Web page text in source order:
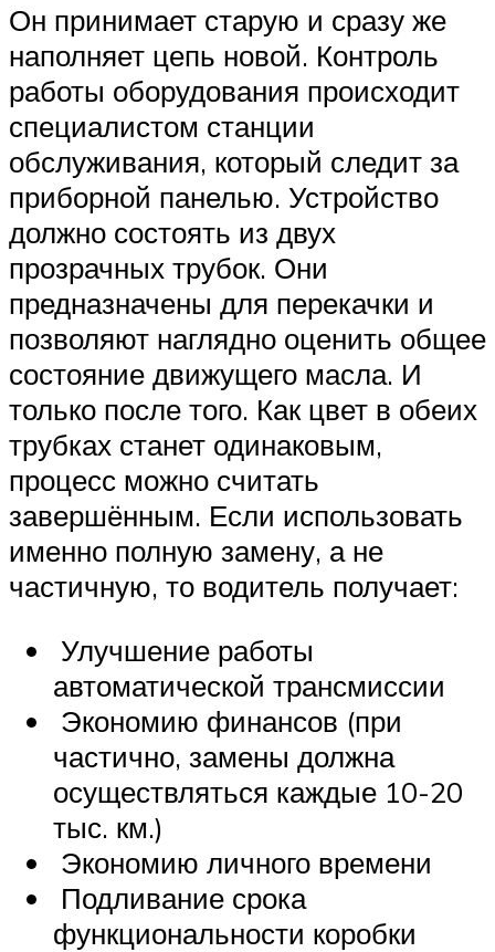
Он принимает старую и сразу же
наполняет цепь новой. Контроль
работы оборудования происходит
специалистом станции
обслуживания, который следит за
приборной панелью. Устройство
должно состоять из двух
прозрачных трубок. Они
предназначены для перекачки и
позволяют наглядно оценить общее
состояние движущего масла. И
только после того. Как цвет в обеих
трубках станет одинаковым,
процесс можно считать
завершённым. Если использовать
именно полную замену, а не
частичную, то водитель получает:
Улучшение работы
автоматической трансмиссии
Экономию финансов (при
частично, замены должна
осуществляться каждые 10-20
тыс. км.)
Экономию личного времени
Подливание срока
функциональности коробки